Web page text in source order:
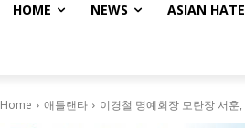
HOME NEWS ASIAN
Home 애틀랜타 이경철 명예회장 모란장 서